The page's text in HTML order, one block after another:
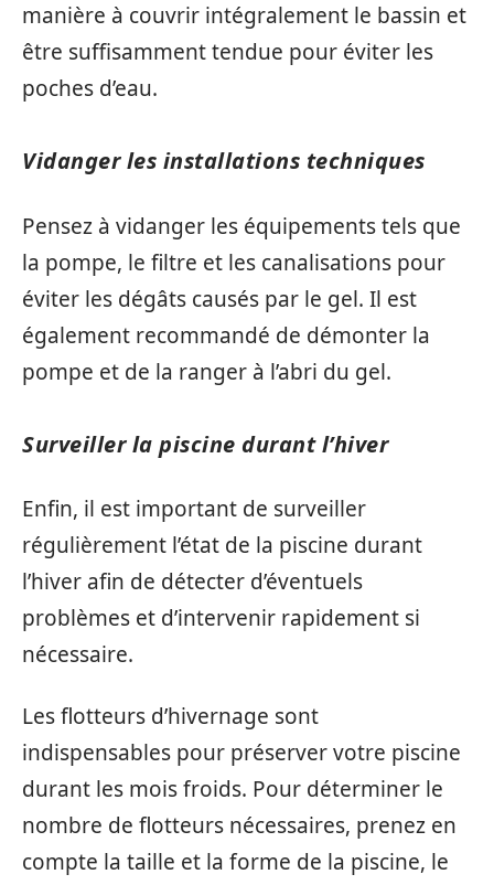
manière à couvrir intégralement le bassin et
être suffisamment tendue pour éviter les
poches d’eau.
Vidanger les installations techniques
Pensez à vidanger les équipements tels que
la pompe, le filtre et les canalisations pour
éviter les dégâts causés par le gel. Il est
également recommandé de démonter la
pompe et de la ranger à l’abri du gel.
Surveiller la piscine durant l’hiver
Enfin, il est important de surveiller
régulièrement l’état de la piscine durant
l’hiver afin de détecter d’éventuels
problèmes et d’intervenir rapidement si
nécessaire.
Les flotteurs d’hivernage sont
indispensables pour préserver votre piscine
durant les mois froids. Pour déterminer le
nombre de flotteurs nécessaires, prenez en
compte la taille et la forme de la piscine, le